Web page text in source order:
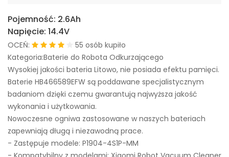
Pojemność: 2.6Ah
Napięcie: 14.4V
OCEŃ:
55 osób kupiło
Kategoria:Baterie do Robota Odkurzającego
Wysokiej jakości bateria Litowo, nie posiada efektu pamięci.
Baterie HB466589EFW są poddawane specjalistycznym
badaniom dzięki czemu gwarantują najwyższa jakość
wykonania i użytkowania.
Nowoczesne ogniwa zastosowane w naszych bateriach
zapewniają długą i niezawodną prace.
- Zastępuje modele: P1904-4S1P-MM